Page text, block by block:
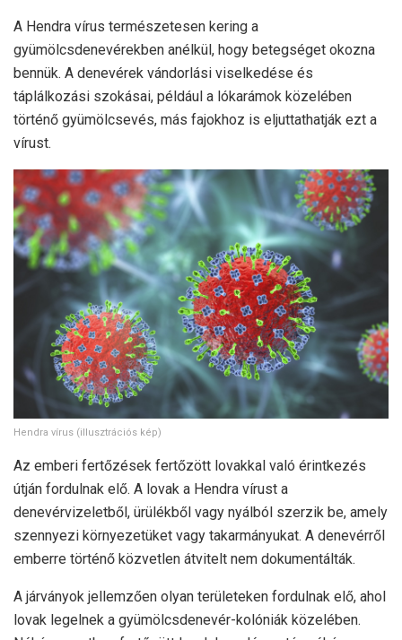
A Hendra vírus természetesen kering a
gyümölcsdenevérekben anélkül, hogy betegséget okozna
bennük. A denevérek vándorlási viselkedése és
táplálkozási szokásai, például a lókarámok közelében
történő gyümölcsevés, más fajokhoz is eljuttathatják ezt a
vírust.
Hendra vírus (illusztrációs kép)
Az emberi fertőzések fertőzött lovakkal való érintkezés
útján fordulnak elő. A lovak a Hendra vírust a
denevérvizeletből, ürülékből vagy nyálból szerzik be, amely
szennyezi környezetüket vagy takarmányukat. A denevérről
emberre történő közvetlen átvitelt nem dokumentálták.
A járványok jellemzően olyan területeken fordulnak elő, ahol
lovak legelnek a gyümölcsdenevér-kolóniák közelében.